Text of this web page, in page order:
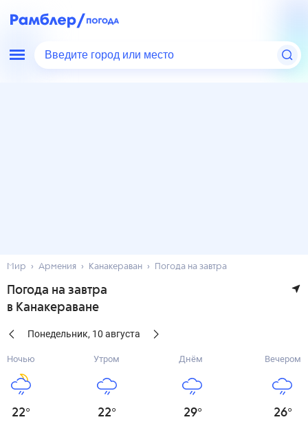
Введите город или место
Мир Армения Канакераван Погода на завтра
Погода на завтра
в Канакераване
Понедельник, 10 августа
Ночью
22°
Утром
22°
Днём
29°
Вечером
26°